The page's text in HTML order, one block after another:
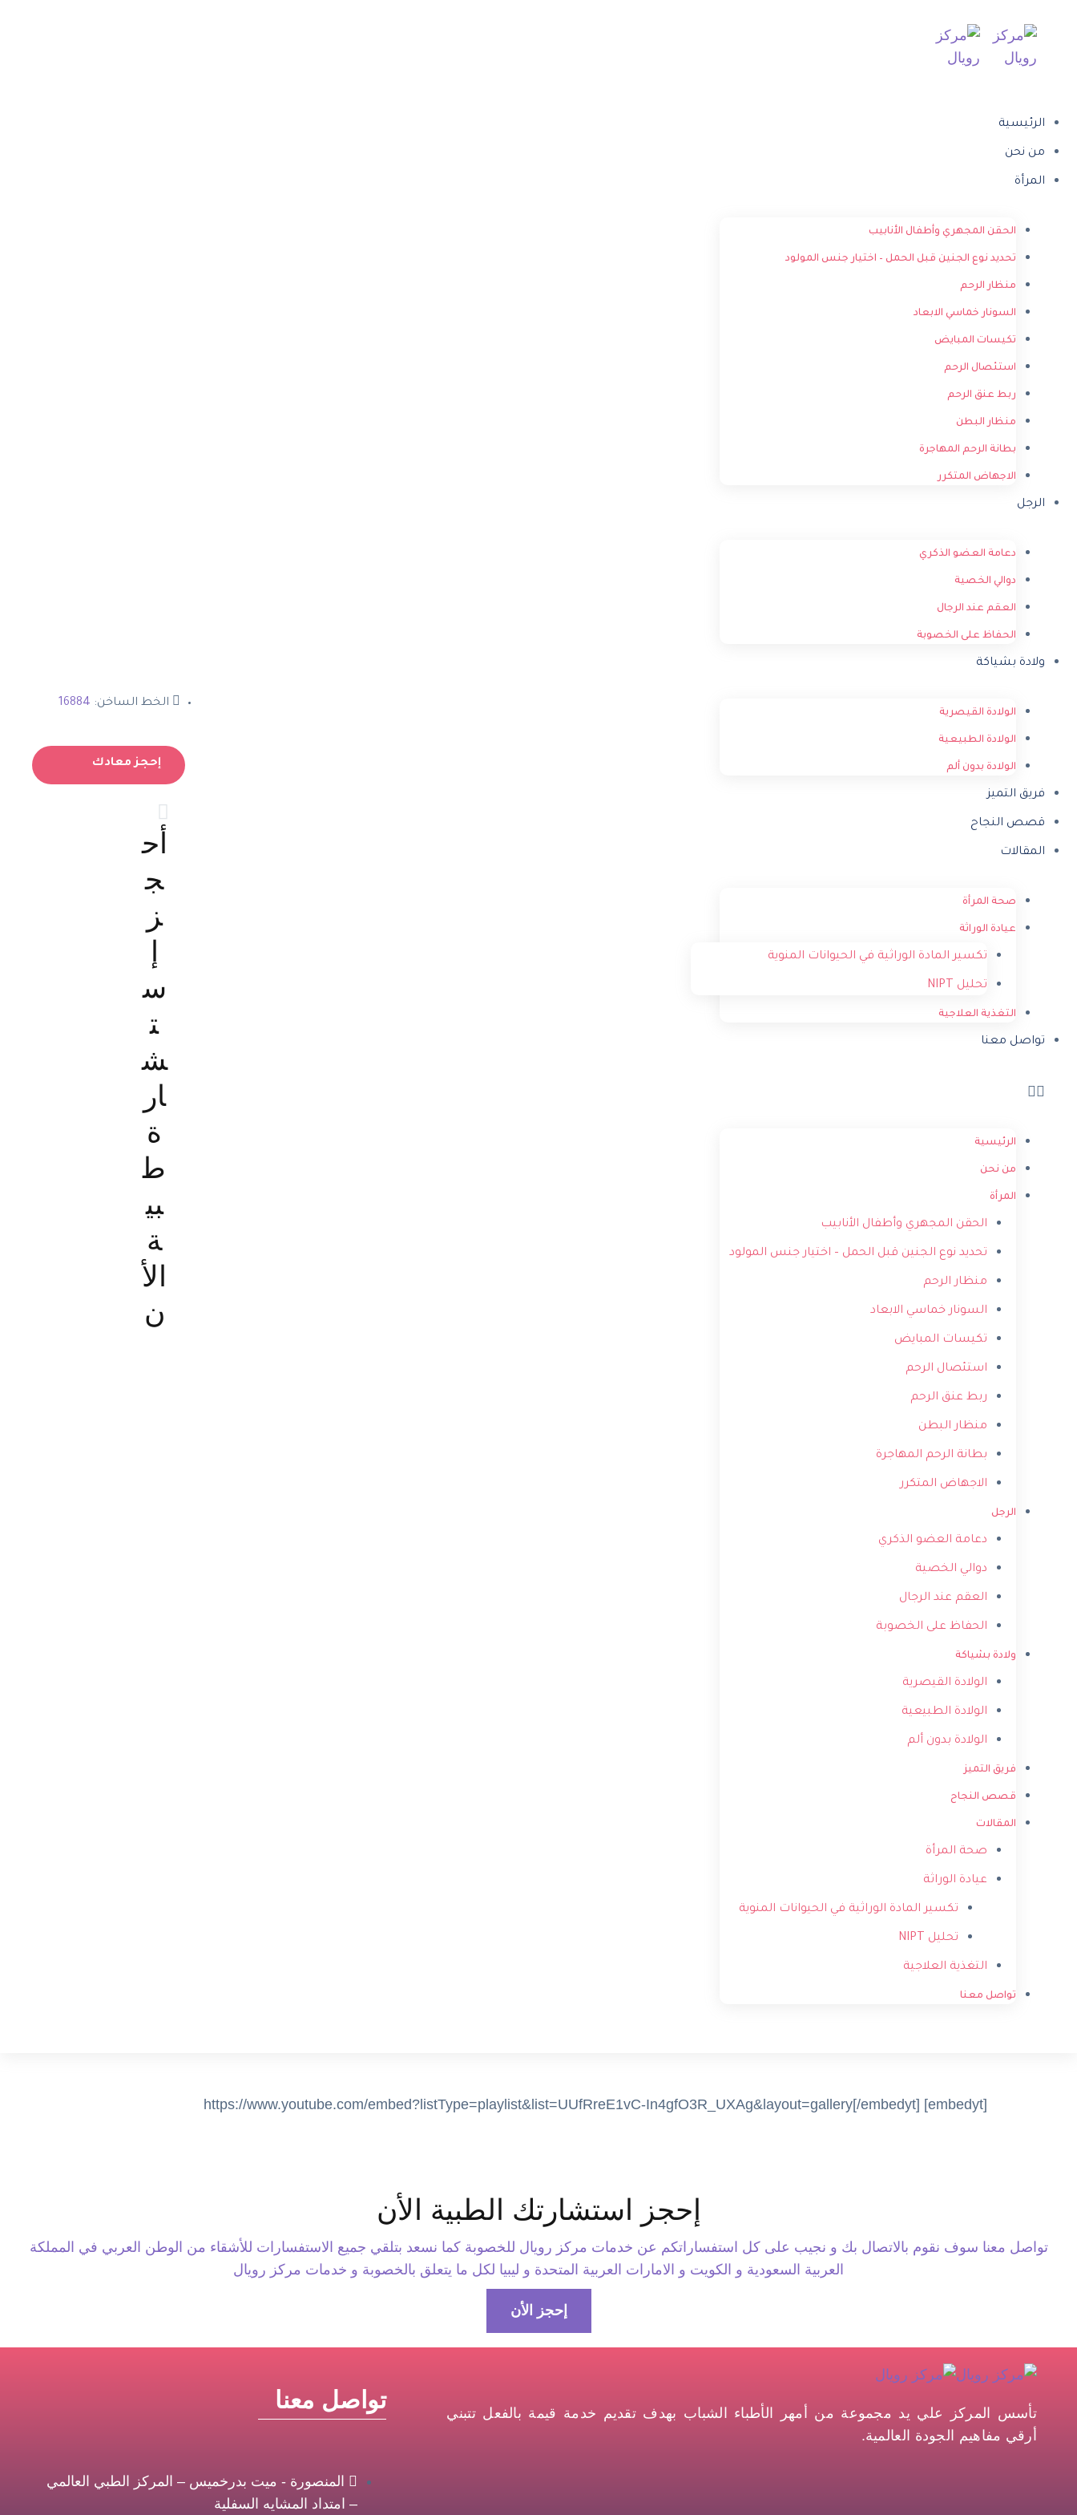
الرئيسية
من نحن
المرأة
الحقن المجهري وأطفال الأنابيب
تحديد نوع الجنين قبل الحمل – اختيار جنس المولود
منظار الرحم
السونار خماسي الابعاد
تكيسات المبايض
استئصال الرحم
ربط عنق الرحم
منظار البطن
بطانة الرحم المهاجرة
الاجهاض المتكرر
الرجل
دعامة العضو الذكري
دوالي الخصية
العقم عند الرجال
الحفاظ على الخصوبة
ولادة بشياكة
الولادة القيصرية
الولادة الطبيعية
الولادة بدون ألم
فريق التميز
قصص النجاح
المقالات
صحة المرأة
عيادة الوراثة
تكسير المادة الوراثية في الحيوانات المنوية
تحليل NIPT
التغذية العلاجية
تواصل معنا
الرئيسية
من نحن
المرأة
الحقن المجهري وأطفال الأنابيب
تحديد نوع الجنين قبل الحمل – اختيار جنس المولود
منظار الرحم
السونار خماسي الابعاد
تكيسات المبايض
استئصال الرحم
ربط عنق الرحم
منظار البطن
بطانة الرحم المهاجرة
الاجهاض المتكرر
الرجل
دعامة العضو الذكري
دوالي الخصية
العقم عند الرجال
الحفاظ على الخصوبة
ولادة بشياكة
الولادة القيصرية
الولادة الطبيعية
الولادة بدون ألم
فريق التميز
قصص النجاح
المقالات
صحة المرأة
عيادة الوراثة
تكسير المادة الوراثية في الحيوانات المنوية
تحليل NIPT
التغذية العلاجية
تواصل معنا
الخط الساخن: 16884
إحجز معادك
أح
ج
ز
إ
س
ت
ش
ار
ة
ط
بي
ة
الأ
ن
[embedyt] https://www.youtube.com/embed?listType=playlist&list=UUfRreE1vC-In4gfO3R_UXAg&layout=gallery[/embedyt]
إحجز استشارتك الطبية الأن
تواصل معنا سوف نقوم بالاتصال بك و نجيب على كل استفساراتكم عن خدمات مركز رويال للخصوبة كما نسعد بتلقي جميع الاستفسارات للأشقاء من الوطن العربي في المملكة
العربية السعودية و الكويت و الامارات العربية المتحدة و ليبيا لكل ما يتعلق بالخصوبة و خدمات مركز رويال
إحجز الأن
تأسس المركز علي يد مجموعة من أمهر الأطباء الشباب بهدف تقديم خدمة قيمة بالفعل تتبني
أرقي مفاهيم الجودة العالمية.
تواصل معنا
المنصورة - ميت بدرخميس – المركز الطبي العالمي
– امتداد المشايه السفلية